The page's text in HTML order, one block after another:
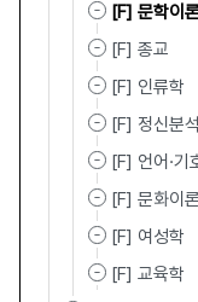
[F] 문학이
[F] 종교
[F] 인류학
[F] 정신분석
[F] 언어·기
[F] 문화이론
[F] 여성학
[F] 교육학